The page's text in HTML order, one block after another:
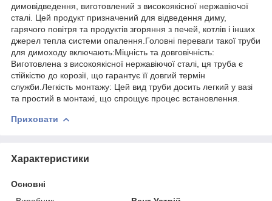
димовідведення, виготовлений з високоякісної нержавіючої
сталі. Цей продукт призначений для відведення диму,
гарячого повітря та продуктів згоряння з печей, котлів і інших
джерел тепла системи опалення.Головні переваги такої труби
для димоходу включають:Міцність та довговічність:
Виготовлена з високоякісної нержавіючої сталі, ця труба є
стійкістю до корозії, що гарантує її довгий термін
служби.Легкість монтажу: Цей вид труби досить легкий у вазі
та простий в монтажі, що спрощує процес встановлення.
Приховати
Характеристики
Основні